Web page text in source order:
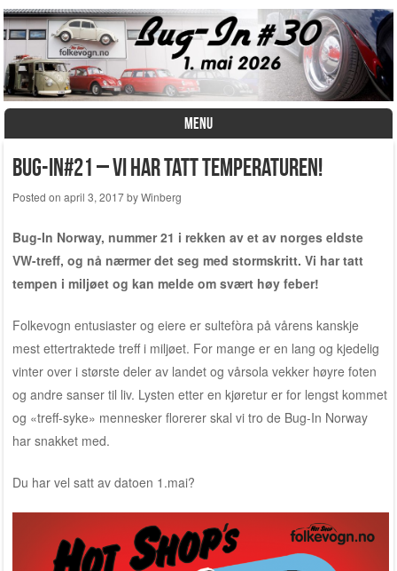
MENU
Bug-In#21 – Vi har tatt temperaturen!
Posted on april 3, 2017byWinberg
Bug-In Norway, nummer 21 i rekken av et av norges eldste
VW-treff, og nå nærmer det seg med stormskritt. Vi har tatt
tempen i miljøet og kan melde om svært høy feber!
Folkevogn entusiaster og eiere er sultefòra på vårens kanskje
mest ettertraktede treff i miljøet. For mange er en lang og kjedelig
vinter over i største deler av landet og vårsola vekker høyre foten
og andre sanser til liv. Lysten etter en kjøretur er for lengst kommet
og «treff-syke» mennesker florerer skal vi tro de Bug-In Norway
har snakket med.
Du har vel satt av datoen 1.mai?